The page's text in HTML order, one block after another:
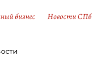
бизнес Новости СПб